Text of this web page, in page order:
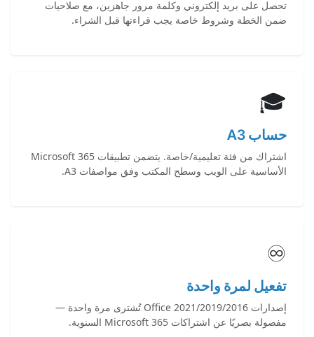
تحصل على بريد إلكتروني وكلمة مرور جاهزين، مع صلاحيات
ضمن الخطة وشروط خاصة يجب قراءتها قبل الشراء.
🎓
حساب A3
اشتراك من فئة تعليمية/خاصة. يتضمن تطبيقات Microsoft 365
الأساسية على الويب وسطح المكتب وفق مواصفات A3.
♾️
تفعيل لمرة واحدة
إصدارات Office 2021/2019/2016 تُشترى مرة واحدة —
مفصولة بصريًا عن اشتراكات Microsoft 365 السنوية.